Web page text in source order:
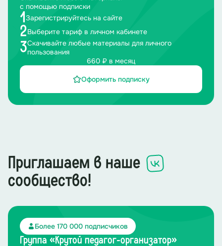
А) Ласло Краснохоркаи (мужчина)
Б) Джон Кларк (мужчина)
В) Мария Склодовская-Кюри (женщина)
Ответ: В - Мария Склодовская-Кюри
В) Алан Тьюринг (мужчина)
Ответ: Б - Ада Лавлейс.
А) Розалинд Франклин (женщина)
с помощью подписки
1 Зарегистрируйтесь на сайте
2Выберите тариф в личном кабинете
3Скачивайте любые материалы для личного
пользования
660 ₽ в месяц
Оформить подписку
Приглашаем в наше
сообщество!
Более 170 000 подписчиков
Группа «Крутой педагог-организатор»